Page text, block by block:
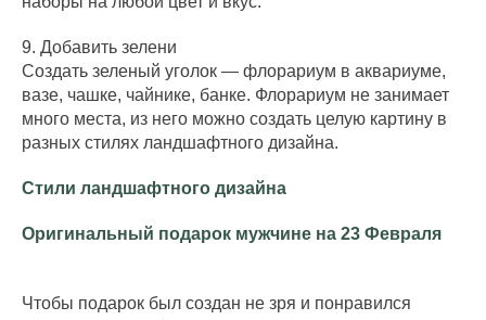
9. Добавить зелени
Создать зеленый уголок — флорариум в аквариуме,
вазе, чашке, чайнике, банке. Флорариум не занимает
много места, из него можно создать целую картину в
разных стилях ландшафтного дизайна.
Стили ландшафтного дизайна
Оригинальный подарок мужчине на 23 Февраля
Чтобы подарок был создан не зря и понравился